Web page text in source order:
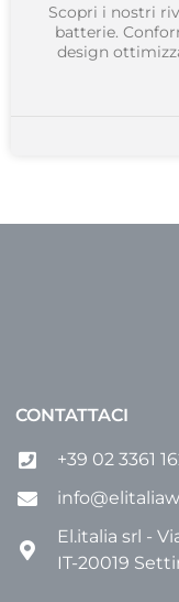
Scopri i nostri
batterie.
design
CONTATTACI
+39 02 3361
El.italia srl -
IT-20019